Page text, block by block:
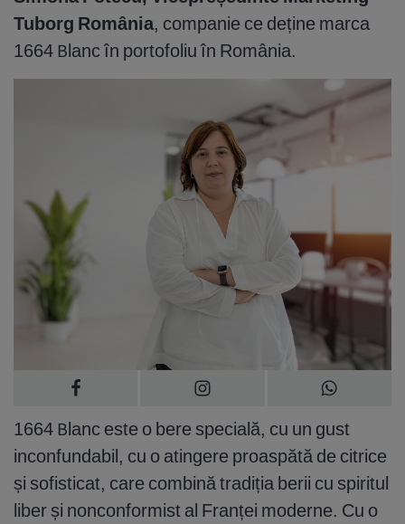
Tuborg România, companie ce deține marca
1664 Blanc în portofoliu în România.
1664 Blanc este o bere specială, cu un gust
inconfundabil, cu o atingere proaspătă de citrice
și sofisticat, care combină tradiția berii cu spiritul
liber și nonconformist al Franței moderne. Cu o